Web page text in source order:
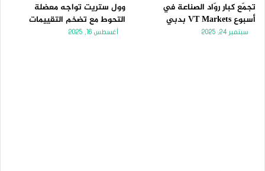
تجمّع كبار روّاد الصناعة في
أسبوع VT Markets بدبي
سبتمبر 24, 2025
وول ستريت تواجه معضلة
التحوط مع تضخم التقييمات
أغسطس 16, 2025